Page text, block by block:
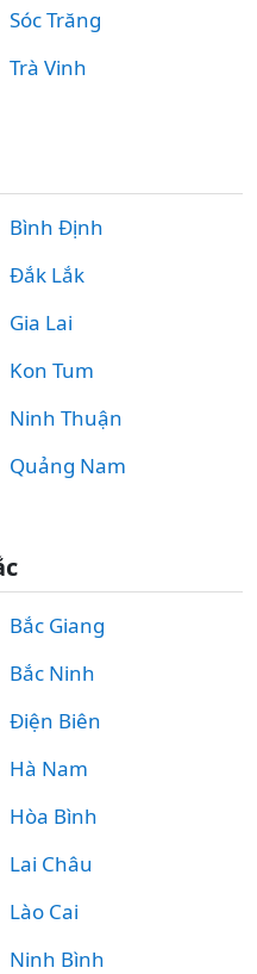
Sóc Trăng
Trà Vinh
Bình Định
Đắk Lắk
Gia Lai
Kon Tum
Ninh Thuận
Quảng Nam
Bắc Giang
Bắc Ninh
Điện Biên
Hà Nam
Hòa Bình
Lai Châu
Lào Cai
Ninh Bình